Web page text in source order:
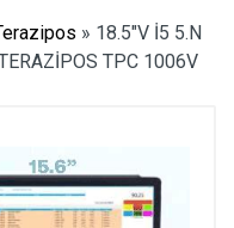
» 18.5″V İ5 5.N
TPC 1006V